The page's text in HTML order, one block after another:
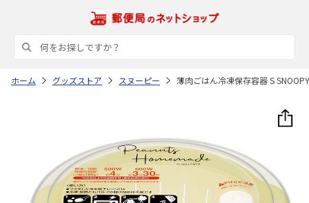
ホーム グッズストア スヌーピー 薄肉ごはん冷凍保存容器 S